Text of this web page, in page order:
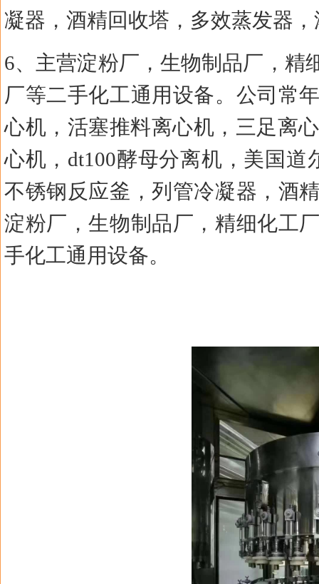
凝器，酒精回收塔，多效蒸发器
6、主营淀粉厂，生物制品厂，精
厂等二手化工通用设备。公司常
心机，活塞推料离心机，三足离
心机，dt100酵母分离机，美国
不锈钢反应釜，列管冷凝器，酒
淀粉厂，生物制品厂，精细化工
手化工通用设备。